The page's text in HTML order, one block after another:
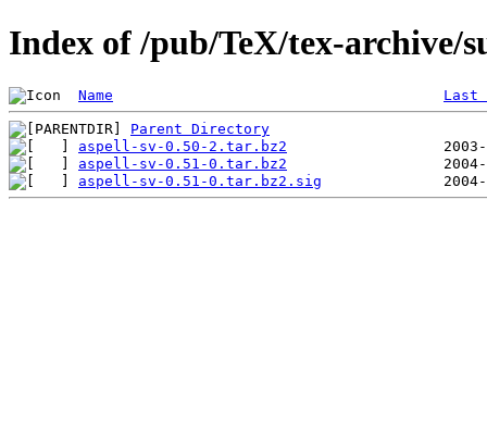
Index of /pub/TeX/tex-archive/
Name Last
Parent Directory
aspell-sv-0.50-2.tar.bz2
aspell-sv-0.51-0.tar.bz2
aspell-sv-0.51-0.tar.bz2.sig